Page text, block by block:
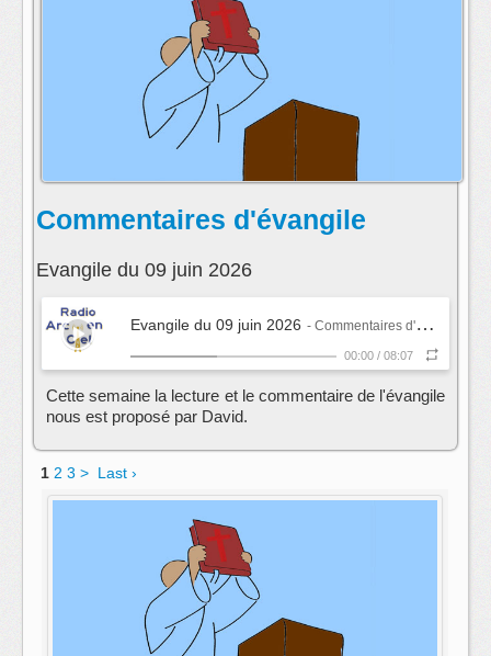
Commentaires d'évangile
Evangile du 09 juin 2026
Evangile du 09 juin 2026 - Commentaires d'évangile
00:00 / 08:07
Cette semaine la lecture et le commentaire de l'évangile
nous est proposé par David.
1 2 3 > Last ›